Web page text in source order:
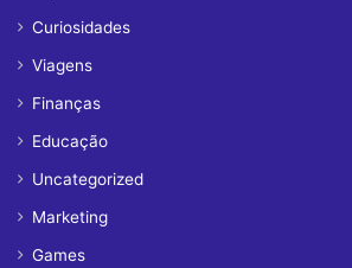
Curiosidades
Viagens
Finanças
Educação
Uncategorized
Marketing
Games